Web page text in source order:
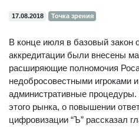
17.08.2018 Точка зрения
В конце июля в базовый закон
аккредитации были внесены
расширяющие полномочия
недобросовестными
административные процедуры.
этого рынка, о повышении
цифровизации “Ъ” рассказал